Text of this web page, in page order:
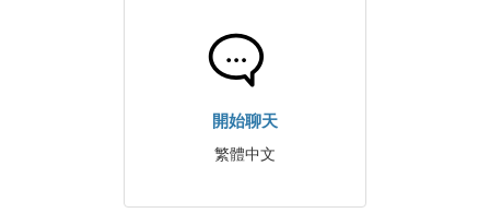
開始聊天
繁體中文